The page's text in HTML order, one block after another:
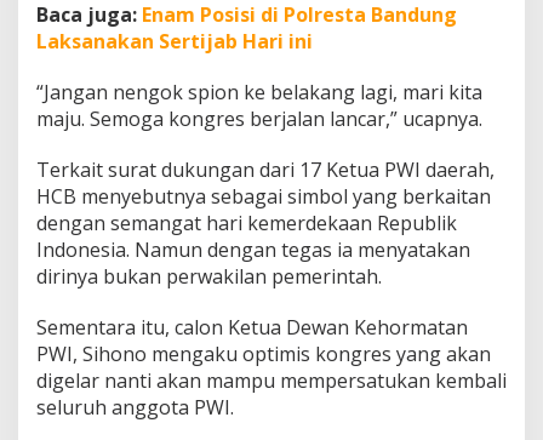
Baca juga: Enam Posisi di Polresta Bandung
Laksanakan Sertijab Hari ini
“Jangan nengok spion ke belakang lagi, mari kita
maju. Semoga kongres berjalan lancar,” ucapnya.
Terkait surat dukungan dari 17 Ketua PWI daerah,
HCB menyebutnya sebagai simbol yang berkaitan
dengan semangat hari kemerdekaan Republik
Indonesia. Namun dengan tegas ia menyatakan
dirinya bukan perwakilan pemerintah.
Sementara itu, calon Ketua Dewan Kehormatan
PWI, Sihono mengaku optimis kongres yang akan
digelar nanti akan mampu mempersatukan kembali
seluruh anggota PWI.